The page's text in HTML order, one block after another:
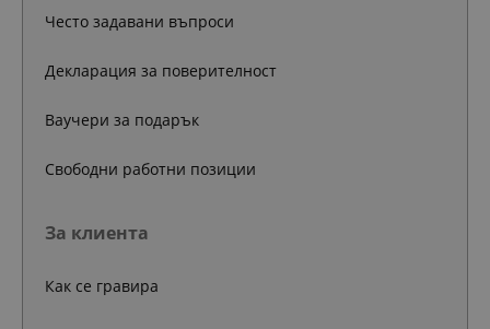
Често задавани въпроси
Декларация за поверителност
Ваучери за подарък
Свободни работни позиции
За клиента
Как се гравира